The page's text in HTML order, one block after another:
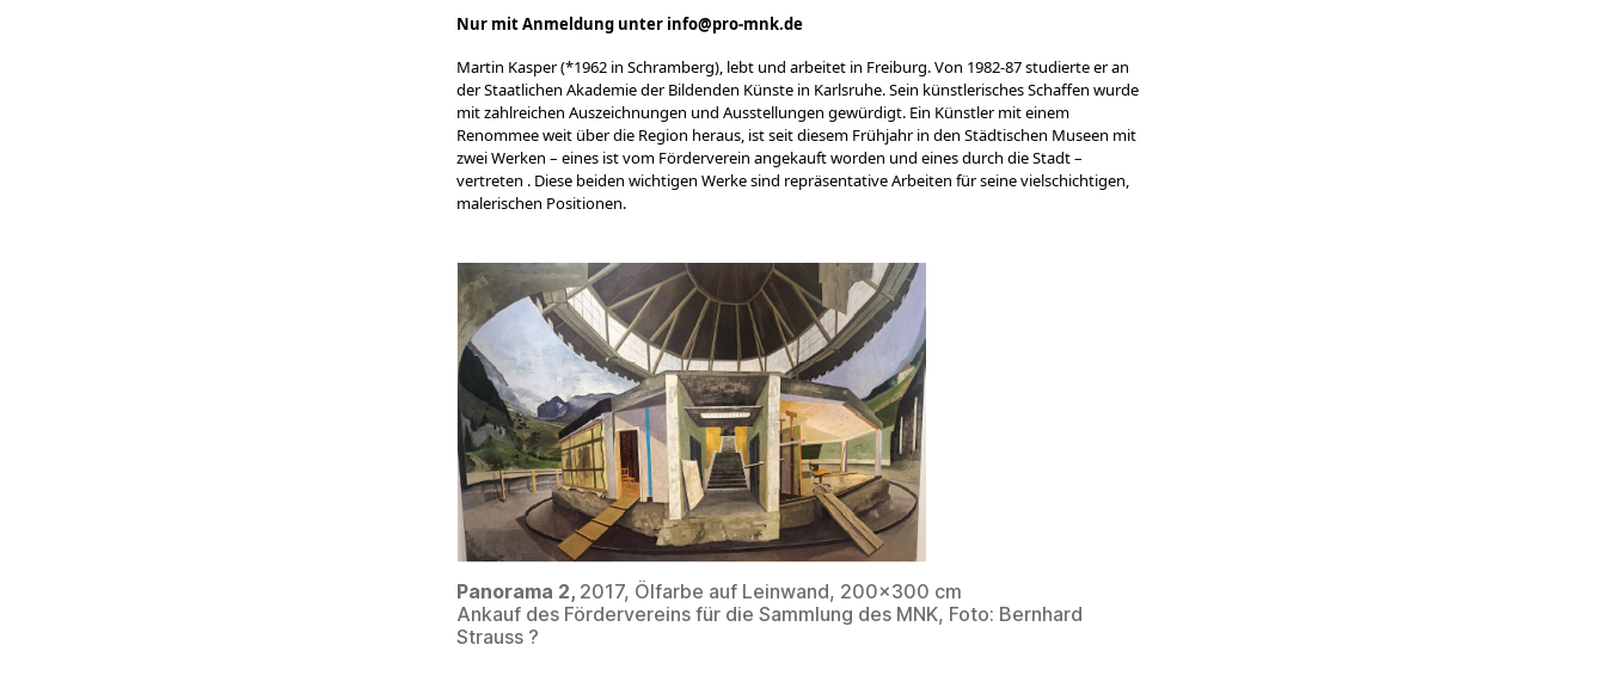
Nur mit Anmeldung unter info@pro-mnk.de
Martin Kasper (*1962 in Schramberg), lebt und arbeitet in Freiburg. Von 1982-87 studierte er an
der Staatlichen Akademie der Bildenden Künste in Karlsruhe. Sein künstlerisches Schaffen wurde
mit zahlreichen Auszeichnungen und Ausstellungen gewürdigt. Ein Künstler mit einem
Renommee weit über die Region heraus, ist seit diesem Frühjahr in den Städtischen Museen mit
zwei Werken – eines ist vom Förderverein angekauft worden und eines durch die Stadt –
vertreten . Diese beiden wichtigen Werke sind repräsentative Arbeiten für seine vielschichtigen,
malerischen Positionen.
Panorama 2, 2017, Ölfarbe auf Leinwand, 200×300 cm
Ankauf des Fördervereins für die Sammlung des MNK, Foto: Bernhard
Strauss ?